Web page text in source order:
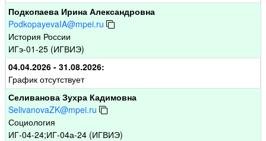
Подкопаева Ирина Александровна
PodkopayevaIA@mpei.ru
История России
ИГэ-01-25 (ИГВИЭ)
04.04.2026 - 31.08.2026:
График отсутствует
Селиванова Зухра Кадимовна
SelivanovaZK@mpei.ru
Социология
ИГ-04-24;ИГ-04а-24 (ИГВИЭ)